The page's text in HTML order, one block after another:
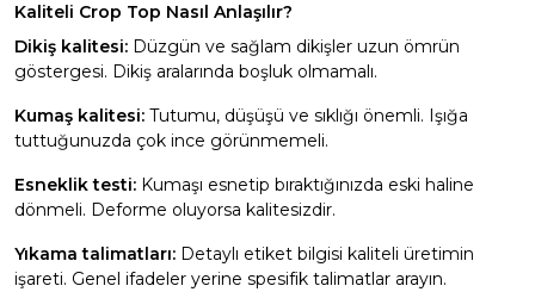
Kaliteli Crop Top Nasıl Anlaşılır?
Dikiş kalitesi: Düzgün ve sağlam dikişler uzun ömrün
göstergesi. Dikiş aralarında boşluk olmamalı.
Kumaş kalitesi: Tutumu, düşüşü ve sıklığı önemli. Işığa
tuttuğunuzda çok ince görünmemeli.
Esneklik testi: Kumaşı esnetip bıraktığınızda eski haline
dönmeli. Deforme oluyorsa kalitesizdir.
Yıkama talimatları: Detaylı etiket bilgisi kaliteli üretimin
işareti. Genel ifadeler yerine spesifik talimatlar arayın.